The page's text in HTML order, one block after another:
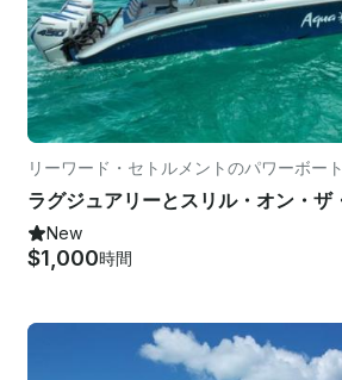
リーワード・セトルメントのパワーボート
New
$1,000時間